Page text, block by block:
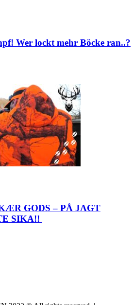
Wer lockt mehr Böcke ran..?
GODS – PÅ JAGT
SIKA!!